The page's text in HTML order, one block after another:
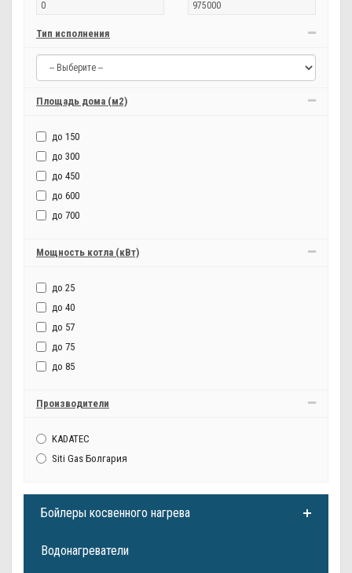
Тип исполнения
Площадь дома (м2)
до 150
до 300
до 450
до 600
до 700
Мощность котла (кВт)
до 25
до 40
до 57
до 75
до 85
Производители
KADATEC
Siti Gas Болгария
Бойлеры косвенного нагрева
Водонагреватели